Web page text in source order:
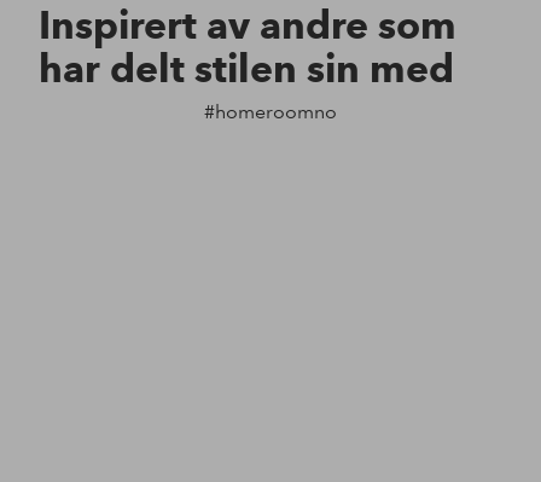
Inspirert av andre som
har delt stilen sin med
#homeroomno